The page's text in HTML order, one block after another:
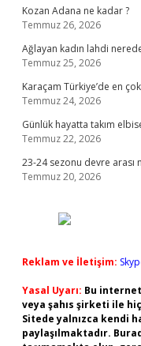
Kozan Adana ne kadar ?
Temmuz 26, 2026
Ağlayan kadın lahdi
Temmuz 25, 2026
Karaçam Türkiye’de en
Temmuz 24, 2026
Günlük hayatta takım
Temmuz 22, 2026
23-24 sezonu devre arası
Temmuz 20, 2026
Reklam ve İletişim:
Yasal Uyarı: Bu
veya şahıs şirketi ile
Sitede yalnızca kendi
paylaşılmaktadır.